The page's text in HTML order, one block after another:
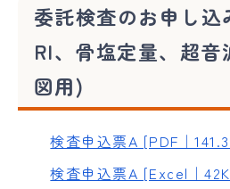
委託検査のお申し込
RI、骨塩定量、超音
図用)
検査申込票A [PDF｜
検査申込票A [Excel｜